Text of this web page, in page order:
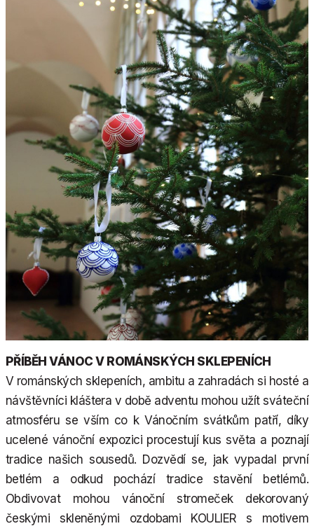
PŘÍBĚH VÁNOC V ROMÁNSKÝCH SKLEPENÍCH
V románských sklepeních, ambitu a zahradách si hosté a
návštěvníci kláštera v době adventu mohou užít sváteční
atmosféru se vším co k Vánočním svátkům patří, díky
ucelené vánoční expozici procestují kus světa a poznají
tradice našich sousedů. Dozvědí se, jak vypadal první
betlém a odkud pochází tradice stavění betlémů.
Obdivovat mohou vánoční stromeček dekorovaný
českými skleněnými ozdobami KOULIER s motivem